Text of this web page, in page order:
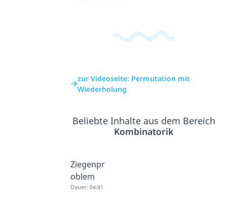
zur Videoseite: Permutation mit
Wiederholung
Beliebte Inhalte aus dem Bereich
Kombinatorik
Ziegenpr
oblem
Dauer: 04:41